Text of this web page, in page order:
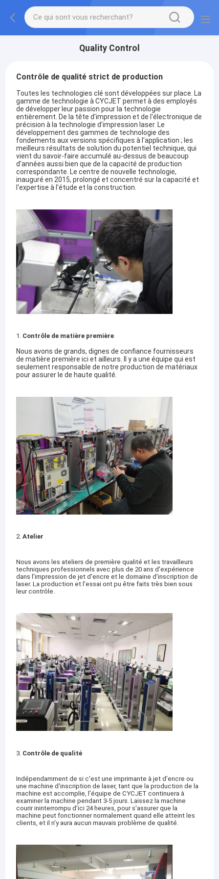
Quality Control
Contrôle de qualité strict de production
Toutes les technologies clé sont développées sur place. La
gamme de technologie à CYCJET permet à des employés
de développer leur passion pour la technologie
entièrement. De la tête d'impression et de l'électronique de
précision à la technologie d'impression laser. Le
développement des gammes de technologie des
fondements aux versions spécifiques à l'application ; les
meilleurs résultats de solution du potentiel technique, qui
vient du savoir-faire accumulé au-dessus de beaucoup
d'années aussi bien que de la capacité de production
correspondante. Le centre de nouvelle technologie,
inauguré en 2015, prolongé et concentré sur la capacité et
l'expertise à l'étude et la construction.
1. Contrôle de matière première
Nous avons de grands, dignes de confiance fournisseurs
de matière première ici et ailleurs. Il y a une équipe qui est
seulement responsable de notre production de matériaux
pour assurer le de haute qualité.
2.Atelier
Nous avons les ateliers de première qualité et les travailleurs
techniques professionnels avec plus de 20 ans d'expérience
dans l'impression de jet d'encre et le domaine d'inscription de
laser. La production et l'essai ont pu être faits très bien sous
leur contrôle.
3. Contrôle de qualité
Indépendamment de si c'est une imprimante à jet d'encre ou
une machine d'inscription de laser, tant que la production de la
machine est accomplie, l'équipe de CYCJET continuera à
examiner la machine pendant 3-5 jours. Laissez la machine
courir ininterrompu d'ici 24 heures, pour s'assurer que la
machine peut fonctionner normalement quand elle atteint les
clients, et il n'y aura aucun mauvais problème de qualité.